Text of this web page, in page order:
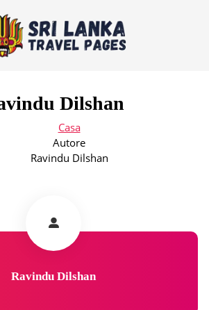
Dilshan
Casa
Autore
Ravindu Dilshan
Ravindu Dilshan